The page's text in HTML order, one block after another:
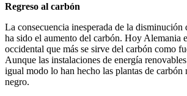
Regreso al carbón
La consecuencia inesperada de la disminución
ha sido el aumento del carbón. Hoy Alemania
occidental que más se sirve del carbón como
Aunque las instalaciones de energía
igual modo lo han hecho las plantas de
negro.